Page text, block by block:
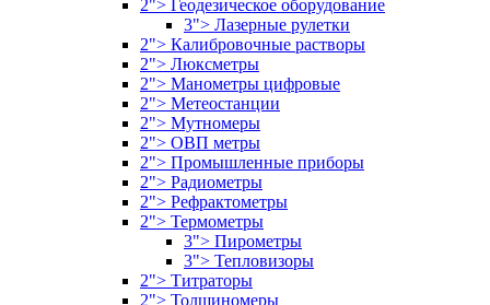
2"> Геодезическое оборудование
3"> Лазерные рулетки
2"> Калибровочные растворы
2"> Люксметры
2"> Манометры цифровые
2"> Метеостанции
2"> Мутномеры
2"> ОВП метры
2"> Промышленные приборы
2"> Радиометры
2"> Рефрактометры
2"> Термометры
3"> Пирометры
3"> Тепловизоры
2"> Титраторы
2"> Толщиномеры